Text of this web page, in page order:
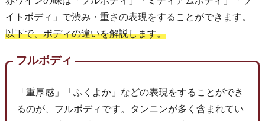
イトボディ」で渋み・重さの表現をすることができます。
以下で、ボディの違いを解説します。
フルボディ
「重厚感」「ふくよか」などの表現をすることができ
るのが、フルボディです。タンニンが多く含まれてい